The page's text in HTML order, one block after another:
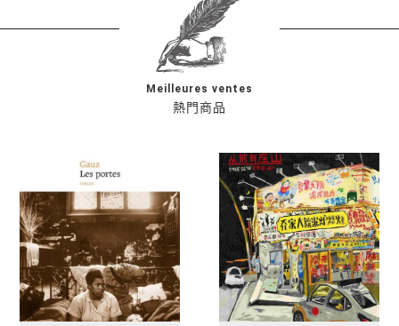
熱門商品
Meilleures ventes